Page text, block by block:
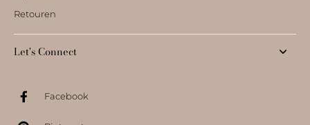
Retouren
Let's Connect
Facebook